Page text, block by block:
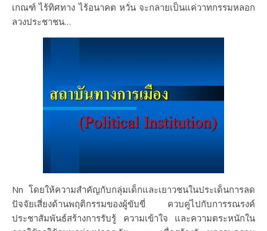
เกณฑ์ ไร้ทิศทาง ไร้อนาคต หวั่น จะกลายเป็นแค่วาทกรรมหลอก
ลวงประชาชน…
Nn โดยให้ความสำคัญกับกลุ่มเด็กและเยาวชนในประเด็นการลด
ปัจจัยเสี่ยงด้านพฤติกรรมของผู้ขับขี่ ควบคู่ไปกับการรณรงค์
ประชาสัมพันธ์สร้างการรับรู้ ความเข้าใจ และความตระหนักใน